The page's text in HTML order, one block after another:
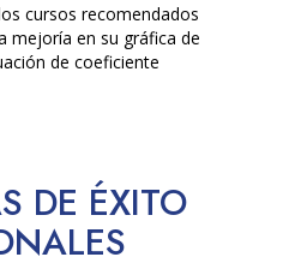
cursos recomendados
mejoría en su gráfica de
de coeficiente
DE ÉXITO